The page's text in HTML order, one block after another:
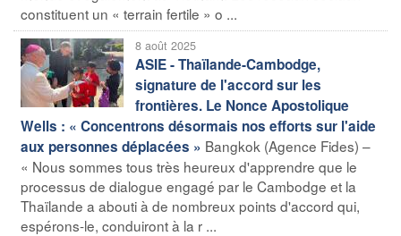
constituent un « terrain fertile » o ...
8 août 2025
ASIE - Thaïlande-Cambodge,
signature de l'accord sur les
frontières. Le Nonce Apostolique
Wells : « Concentrons désormais nos efforts sur l'aide
aux personnes déplacées » Bangkok (Agence Fides) –
« Nous sommes tous très heureux d'apprendre que le
processus de dialogue engagé par le Cambodge et la
Thaïlande a abouti à de nombreux points d'accord qui,
espérons-le, conduiront à la r ...